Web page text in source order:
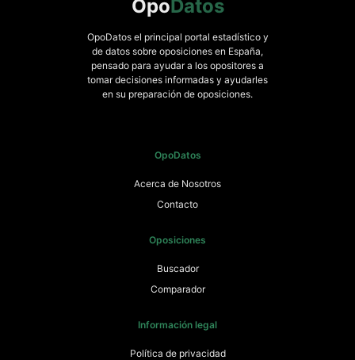
OpoDatos
OpoDatos el principal portal estadístico y
de datos sobre oposiciones en España,
pensado para ayudar a los opositores a
tomar decisiones informadas y ayudarles
en su preparación de oposiciones.
OpoDatos
Acerca de Nosotros
Contacto
Oposiciones
Buscador
Comparador
Información legal
Política de privacidad